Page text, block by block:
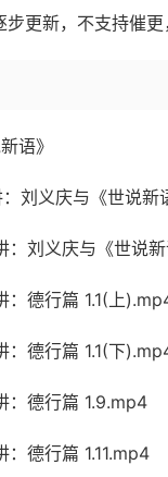
更新，不支持催更
语》
：刘义庆与《世说
：刘义庆与《世说
：德行篇 1.1(上
：德行篇 1.1(下
：德行篇 1.9.mp4
：德行篇 1.11.mp4